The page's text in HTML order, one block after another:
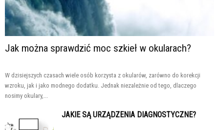
Jak można sprawdzić moc szkieł w okularach?
W dzisiejszych czasach wiele osób korzysta z okularów, zarówno do korekcji
wzroku, jak i jako modnego dodatku. Jednak niezależnie od tego, dlaczego
nosimy okulary,...
JAKIE SĄ URZĄDZENIA DIAGNOSTYCZNE?